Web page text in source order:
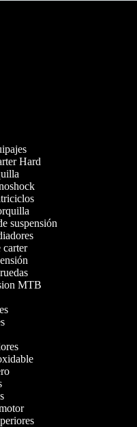
Hard
suspensión
carter
MTB